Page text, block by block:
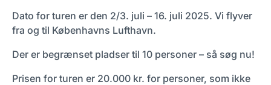
Dato for turen er den 2/3. juli – 16. juli 2025. Vi flyver
fra og til Københavns Lufthavn.
Der er begrænset pladser til 10 personer – så søg nu!
Prisen for turen er 20.000 kr. for personer, som ikke